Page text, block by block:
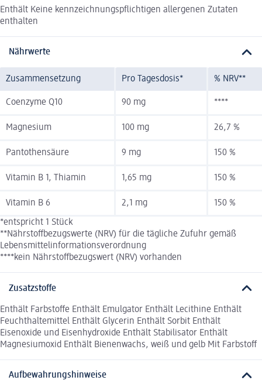
Enthält Keine kennzeichnungspflichtigen allergenen Zutaten
enthalten
Nährwerte
Zusammensetzung Pro Tagesdosis* % NRV**
Coenzyme Q10 90 mg ****
Magnesium 100 mg 26,7 %
Pantothensäure 9 mg 150 %
Vitamin B 1, Thiamin 1,65 mg 150 %
Vitamin B 6 2,1 mg 150 %
*entspricht 1 Stück
**Nährstoffbezugswerte (NRV) für die tägliche Zufuhr gemäß
Lebensmittelinformationsverordnung
****kein Nährstoffbezugswert (NRV) vorhanden
Zusatzstoffe
Enthält Farbstoffe Enthält Emulgator Enthält Lecithine Enthält
Feuchthaltemittel Enthält Glycerin Enthält Sorbit Enthält
Eisenoxide und Eisenhydroxide Enthält Stabilisator Enthält
Magnesiumoxid Enthält Bienenwachs, weiß und gelb Mit Farbstoff
Aufbewahrungshinweise